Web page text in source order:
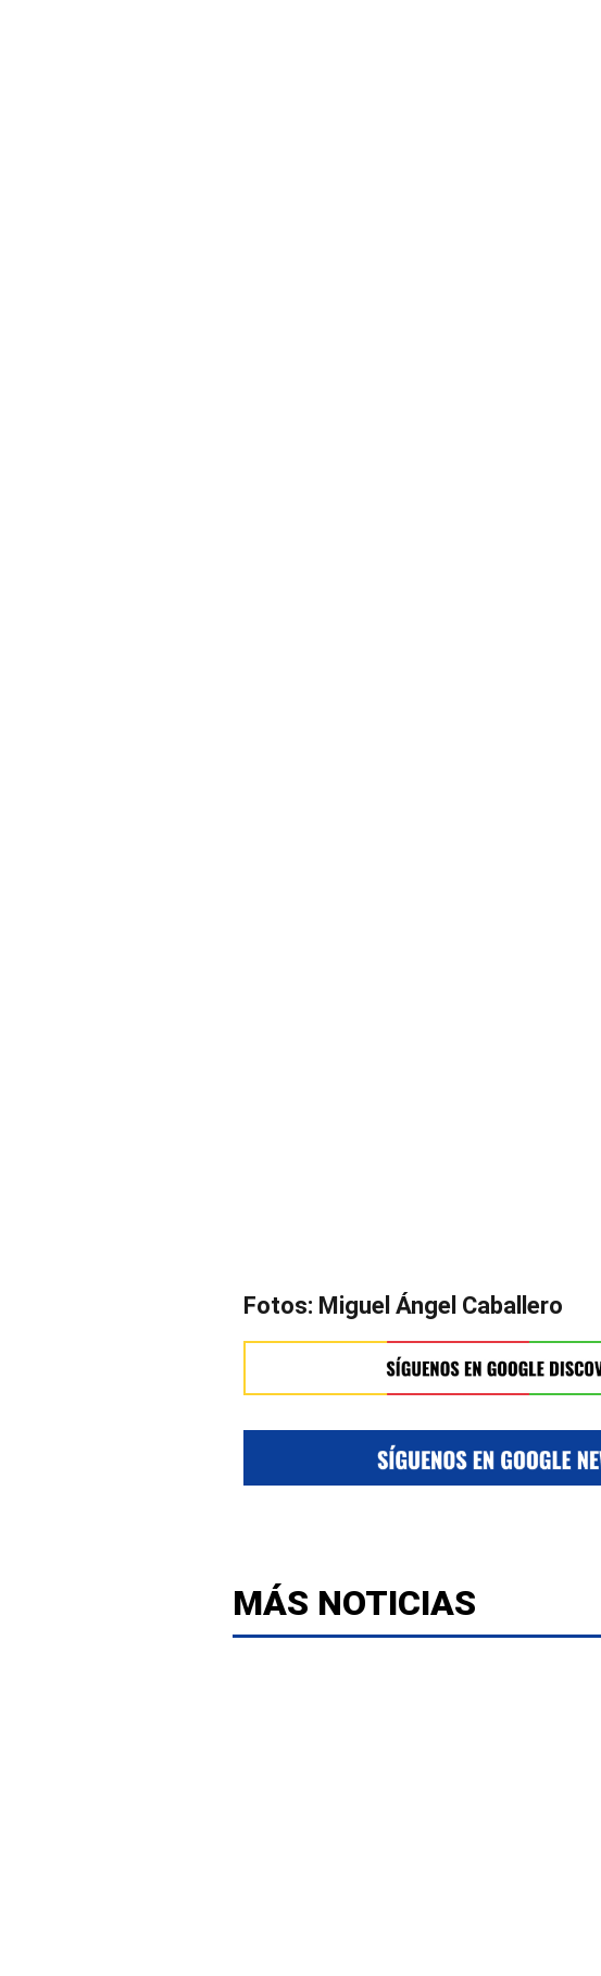
Fotos: Miguel Ángel Caballero
MÁS NOTICIAS